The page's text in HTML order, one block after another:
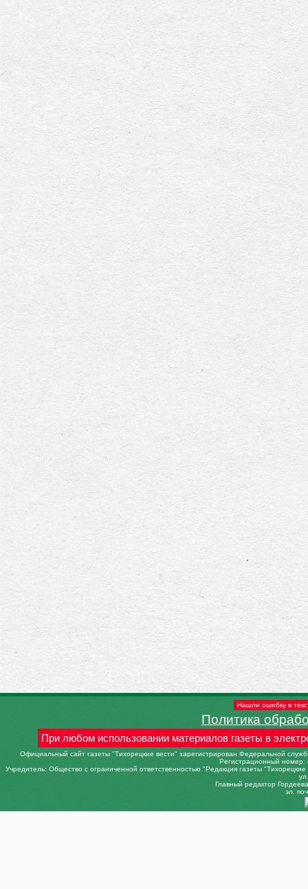
Нашли ошибку в
Политика
При любом использовании материалов газеты в
Официальный сайт газеты "Тихорецкие вести" зарегистрирован Федеральной
Регистрационный
Учредитель: Общество с ограниченной ответственностью "Редакция газеты
Главный редактор
эл.